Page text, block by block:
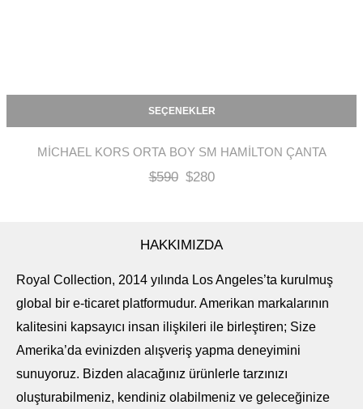
SEÇENEKLER
MICHAEL KORS ORTA BOY SM HAMILTON ÇANTA
$590 $280
HAKKIMIZDA
Royal Collection, 2014 yılında Los Angeles’ta kurulmuş
global bir e-ticaret platformudur. Amerikan markalarının
kalitesini kapsayıcı insan ilişkileri ile birleştiren; Size
Amerika’da evinizden alışveriş yapma deneyimini
sunuyoruz. Bizden alacağınız ürünlerle tarzınızı
oluşturabilmeniz, kendiniz olabilmeniz ve geleceğinize